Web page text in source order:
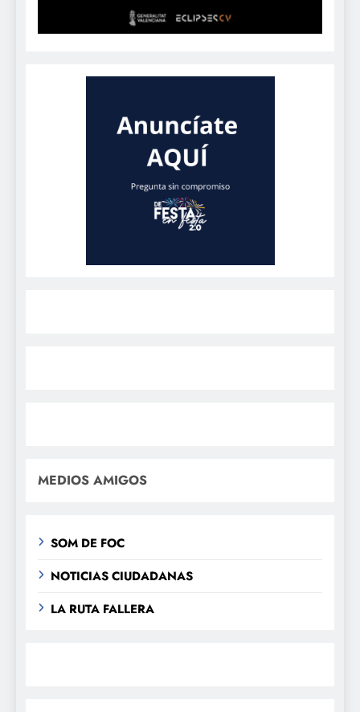
MEDIOS AMIGOS
SOM DE FOC
NOTICIAS CIUDADANAS
LA RUTA FALLERA